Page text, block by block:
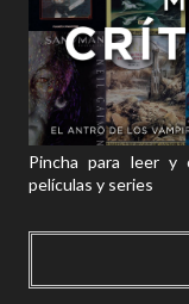
Pincha para leer y
películas y series